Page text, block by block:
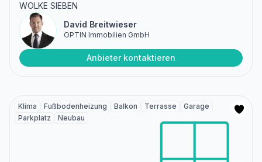
WOLKE SIEBEN
David Breitwieser
OPTIN Immobilien GmbH
Anbieter kontaktieren
Klima Fußbodenheizung Balkon Terrasse
Garage
Parkplatz
Neubau